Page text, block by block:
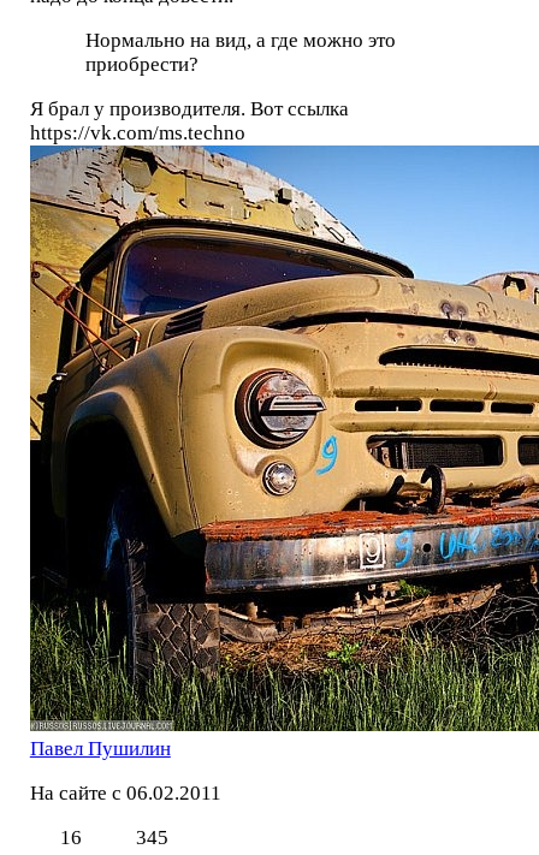
Нормально на вид, а где можно это
приобрести?
Я брал у производителя. Вот ссылка
https://vk.com/ms.techno
Павел Пушилин
На сайте с 06.02.2011
16
345